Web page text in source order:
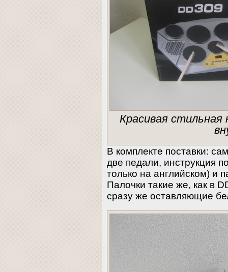
Красивая
В комплекте поставки:
две педали, инструкция
только на английском) и
Палочки такие же, как в
сразу же оставляющие